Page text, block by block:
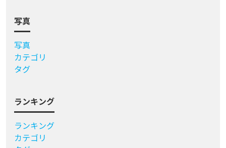
写真
写真
カテゴリ
タグ
ランキング
ランキング
カテゴリ